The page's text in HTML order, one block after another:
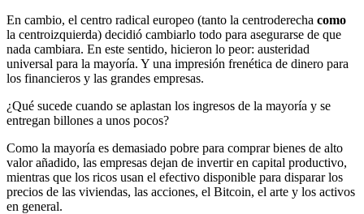
En cambio, el centro radical europeo (tanto la centroderecha como
la centroizquierda) decidió cambiarlo todo para asegurarse de que
nada cambiara. En este sentido, hicieron lo peor: austeridad
universal para la mayoría. Y una impresión frenética de dinero para
los financieros y las grandes empresas.
¿Qué sucede cuando se aplastan los ingresos de la mayoría y se
entregan billones a unos pocos?
Como la mayoría es demasiado pobre para comprar bienes de alto
valor añadido, las empresas dejan de invertir en capital productivo,
mientras que los ricos usan el efectivo disponible para disparar los
precios de las viviendas, las acciones, el Bitcoin, el arte y los activos
en general.